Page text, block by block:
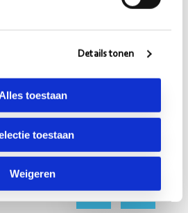
Details tonen
toestaan
toestaan
Weigeren
in de zorg.
Volgende
Vorige